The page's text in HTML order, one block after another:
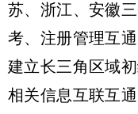
苏、浙江、安徽
考、注册管理互
建立长三角区域
相关信息互联互